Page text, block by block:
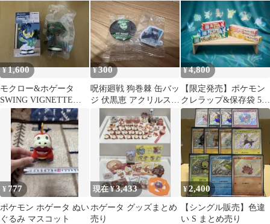
ス ホゲータ バック ポ
ケモン スモールプラネ
ット キャラックス 子ど
も キャラクター グッズ
セット
¥1,600
モクロー&ホゲータ
SWING VIGNETTE
Collection 3
¥300
呪術廻戦 狗巻棘 缶バッ
ジ 伏黒恵 アクリルステ
¥4,800
【限定発売】ポケモン
クレラップ&保存袋 5点
セット
¥ 777
ポケモン ホゲータ ぬい
ぐるみ マスコット
現在 ¥3,433
ホゲータ グッズまとめ
売り
¥2,400
【シングル販売】色違
い S まとめ売り